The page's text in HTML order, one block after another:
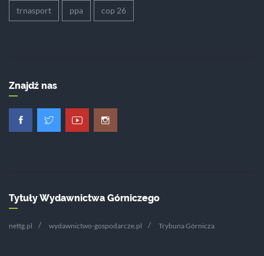
trnasport ppa cop 26
Znajdź nas
Tytuły Wydawnictwa Górniczego
nettg.pl wydawnictwo-gospodarcze.pl Trybuna Górnicza